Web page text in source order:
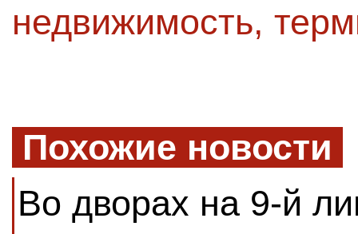
недвижимость,
Похожие новости
Во дворах на 9-й